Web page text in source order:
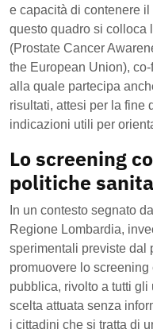
e capacità di contenere
questo quadro si colloca
(Prostate Cancer
the European Union),
alla quale partecipa
risultati, attesi per la fine
indicazioni utili per
Lo screening
politiche
In un contesto segnato
Regione Lombardia,
sperimentali previste dal
promuovere lo
pubblica, rivolto a tutti
scelta attuata senza
i cittadini che si tratta di